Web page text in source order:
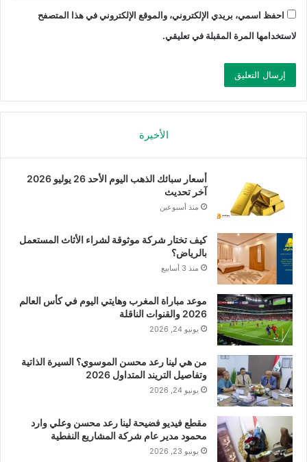
احفظ اسمي، بريدي الإلكتروني، والموقع الإلكتروني في هذا المتصفح
لاستخدامها المرة المقبلة في تعليقي.
الأخيرة
أسعار سبائك الذهب اليوم الأحد 26 يوليو 2026
آخر تحديث
منذ أسبوعين
كيف تختار شركة موثوقة لشراء الأثاث المستعمل
بالرياض؟
منذ 3 أسابيع
موعد مباراة المغرب وهايتي اليوم في كأس العالم
2026 والقنوات الناقلة
يونيو 24, 2026
من هي لينا رعد محسن الموسوي؟ السيرة الذاتية
وتفاصيل التريند المتداول 2026
يونيو 24, 2026
مقطع فيديو فضيحة لينا رعد محسن وعلي وارد
محمود مدير عام شركة المشاريع النفطية
يونيو 23, 2026